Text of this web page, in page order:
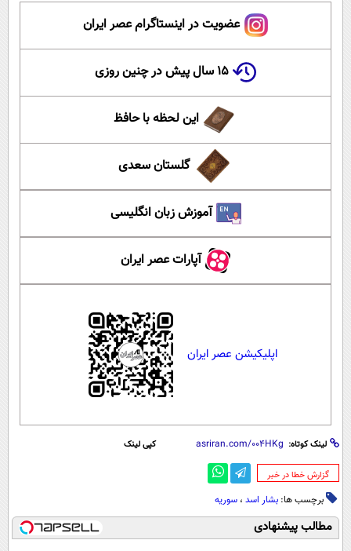
عضویت در اینستاگرام عصر ایران
۱۵ سال پیش در چنین روزی
این لحظه با حافظ
گلستان سعدی
آموزش زبان انگلیسی
آپارات عصر ایران
اپلیکیشن عصر ایران
لینک کوتاه: کپی لینک
‌گزارش خطا در خبر
برچسب ها: بشار اسد ، سوریه
مطالب پیشنهادی